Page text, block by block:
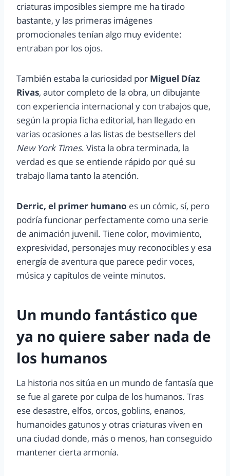
criaturas imposibles siempre me ha tirado
bastante, y las primeras imágenes
promocionales tenían algo muy evidente:
entraban por los ojos.
También estaba la curiosidad por Miguel Díaz
Rivas, autor completo de la obra, un dibujante
con experiencia internacional y con trabajos que,
según la propia ficha editorial, han llegado en
varias ocasiones a las listas de bestsellers del
New York Times. Vista la obra terminada, la
verdad es que se entiende rápido por qué su
trabajo llama tanto la atención.
Derric, el primer humano es un cómic, sí, pero
podría funcionar perfectamente como una serie
de animación juvenil. Tiene color, movimiento,
expresividad, personajes muy reconocibles y esa
energía de aventura que parece pedir voces,
música y capítulos de veinte minutos.
Un mundo fantástico que
ya no quiere saber nada de
los humanos
La historia nos sitúa en un mundo de fantasía que
se fue al garete por culpa de los humanos. Tras
ese desastre, elfos, orcos, goblins, enanos,
humanoides gatunos y otras criaturas viven en
una ciudad donde, más o menos, han conseguido
mantener cierta armonía.